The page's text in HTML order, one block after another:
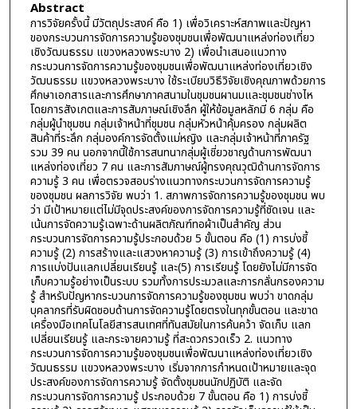
Abstract
การวิจัยครั้งนี้ มีวัตถุประสงค์ คือ 1) เพื่อวิเคราะห์สภาพและปัญหา
ของกระบวนการจัดการความรู้ของชุมชนเพื่อพัฒนาแหล่งท่องเที่ยว
เชิงวัฒนธรรม แขวงหลวงพระบาง 2) เพื่อนำเสนอแนวทาง
กระบวนการจัดการความรู้ของชุมชนเพื่อพัฒนาแหล่งท่องเที่ยวเชิง
วัฒนธรรม แขวงหลวงพระบาง ใช้ระเบียบวิธีวิจัยเชิงคุณภาพด้วยการ
ศึกษาเอกสารและการศึกษาภาคสนามในชุมชนผานมและชุมชนช่างไห
โดยการสังเกตและการสัมภาษณ์เชิงลึก ผู้ให้ข้อมูลหลักมี 6 กลุ่ม คือ
กลุ่มผู้นำชุมชน กลุ่มเจ้าหน้าที่ชุมชน กลุ่มหัวหน้าคุ้มครอง กลุ่มผลิต
สินค้าที่ระลึก กลุ่มองค์การจัดตั้งแม่หญิง และกลุ่มเจ้าหน้าที่ภาครัฐ
รวม 39 คน นอกจากนี้ใช้การสนทนากลุ่มผู้เชี่ยวชาญด้านการพัฒนา
แหล่งท่องเที่ยว 7 คน และการสัมภาษณ์ผู้ทรงคุณวุฒิด้านการจัดการ
ความรู้ 3 คน เพื่อตรวจสอบร่างแนวทางกระบวนการจัดการความรู้
ของชุมชน ผลการวิจัย พบว่า 1. สภาพการจัดการความรู้ของชุมชน พบ
ว่า มีเป้าหมายแต่ไม่มีจุดประสงค์ของการจัดการความรู้ที่ชัดเจน และ
เน้นการจัดความรู้เฉพาะด้านผลิตภัณฑ์ทอผ้าเป็นสำคัญ ส่วน
กระบวนการจัดการความรู้ประกอบด้วย 5 ขั้นตอน คือ (1) การบ่งชี้
ความรู้ (2) การสร้างและแสวงหาความรู้ (3) การเข้าถึงความรู้ (4)
การแบ่งปันแลกเปลี่ยนเรียนรู้ และ(5) การเรียนรู้ โดยยังไม่มีการจัด
เก็บความรู้อย่างเป็นระบบ รวมทั้งการประมวลและการกลั่นกรองความ
รู้ สำหรับปัญหากระบวนการจัดการความรู้ของชุมชน พบว่า ขาดกลุ่ม
บุคลากรที่รับผิดชอบด้านการจัดความรู้โดยตรงในทุกขั้นตอน และขาด
เครื่องมือเทคโนโลยีสารสนเทศที่ทันสมัยในการค้นคว้า จัดเก็บ แลก
เปลี่ยนเรียนรู้ และกระจายความรู้ ที่สะดวกรวดเร็ว 2. แนวทาง
กระบวนการจัดการความรู้ของชุมชนเพื่อพัฒนาแหล่งท่องเที่ยวเชิง
วัฒนธรรม แขวงหลวงพระบาง เริ่มจากการกำหนดเป้าหมายและจุด
ประสงค์ของการจัดการความรู้ จัดตั้งชุมชนนักปฏิบัติ และจัด
กระบวนการจัดการความรู้ ประกอบด้วย 7 ขั้นตอน คือ 1) การบ่งชี้